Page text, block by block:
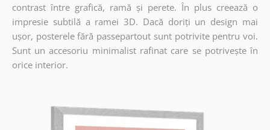
contrast între grafică, ramă și perete. În plus creează o
impresie subtilă a ramei 3D. Dacă doriți un design mai
ușor, posterele fără passepartout sunt potrivite pentru voi.
Sunt un accesoriu minimalist rafinat care se potrivește în
orice interior.